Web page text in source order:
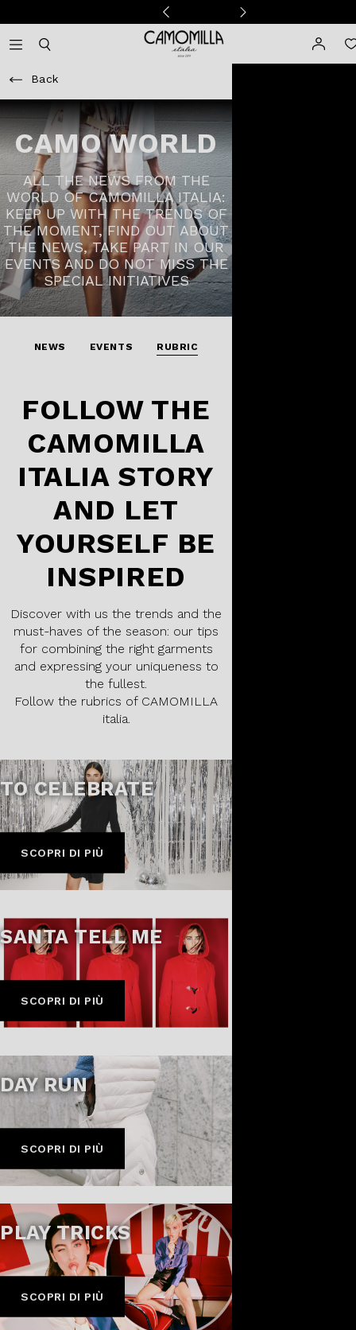
Camomilla Italia®
Back
CAMO WORLD
ALL THE NEWS FROM THE
WORLD OF CAMOMILLA ITALIA:
KEEP UP WITH THE TRENDS OF
THE MOMENT, FIND OUT ABOUT
THE NEWS, TAKE PART IN OUR
EVENTS AND DO NOT MISS THE
SPECIAL INITIATIVES
NEWS EVENTS RUBRIC
FOLLOW THE
CAMOMILLA
ITALIA STORY
AND LET
YOURSELF BE
INSPIRED
Discover with us the trends and the
must-haves of the season: our tips
for combining the right garments
and expressing your uniqueness to
the fullest.
Follow the rubrics of CAMOMILLA
italia.
TO CELEBRATE
SCOPRI DI PIÙ
SANTA TELL ME
SCOPRI DI PIÙ
DAY RUN
SCOPRI DI PIÙ
PLAY TRICKS
SCOPRI DI PIÙ